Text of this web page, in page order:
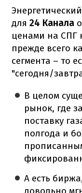
для 24 Канала
ценами на СПГ
прежде всего
сегмента – то
"сегодня/
В целом
рынок, где
поставку
полгода и
А есть